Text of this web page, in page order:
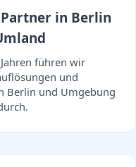
in Berlin
führen wir
und
Berlin und Umgebung